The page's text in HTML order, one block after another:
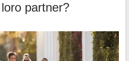
partner?